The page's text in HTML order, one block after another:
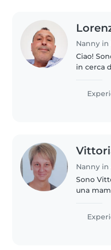
Nanny in
Ciao!
in cerca
ho un
musica
Nanny in
Sono
una
avviso
giorni